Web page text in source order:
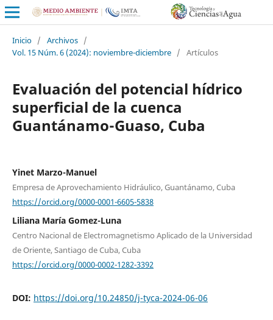
Inicio / Archivos /
Vol. 15 Núm. 6 (2024): noviembre-diciembre / Artículos
Evaluación del potencial hídrico
superficial de la cuenca
Guantánamo-Guaso, Cuba
Yinet Marzo-Manuel
Empresa de Aprovechamiento Hidráulico, Guantánamo, Cuba
https://orcid.org/0000-0001-6605-5838
Liliana María Gomez-Luna
Centro Nacional de Electromagnetismo Aplicado de la Universidad
de Oriente, Santiago de Cuba, Cuba
https://orcid.org/0000-0002-1282-3392
DOI: https://doi.org/10.24850/j-tyca-2024-06-06